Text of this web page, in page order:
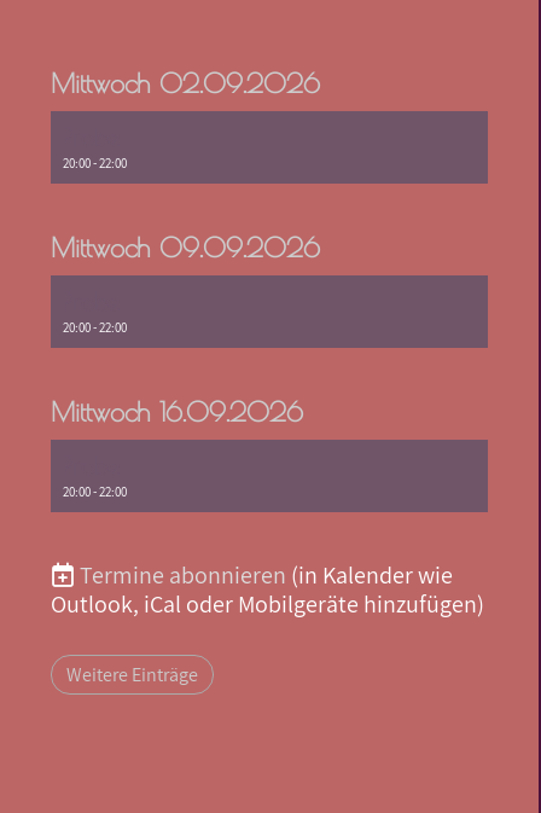
Mittwoch 02.09.2026
20:00 - 22:00
Mittwoch 09.09.2026
20:00 - 22:00
Mittwoch 16.09.2026
20:00 - 22:00
Termine abonnieren (in Kalender wie
Outlook, iCal oder Mobilgeräte hinzufügen)
Weitere Einträge